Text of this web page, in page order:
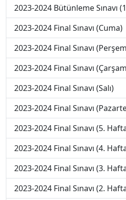
2023-2024 Bütünleme Sınavı
2023-2024 Final Sınavı (Cuma)
2023-2024 Final Sınavı
2023-2024 Final Sınavı
2023-2024 Final Sınavı (Salı)
2023-2024 Final Sınavı
2023-2024 Final Sınavı (5.
2023-2024 Final Sınavı (4.
2023-2024 Final Sınavı (3.
2023-2024 Final Sınavı (2.